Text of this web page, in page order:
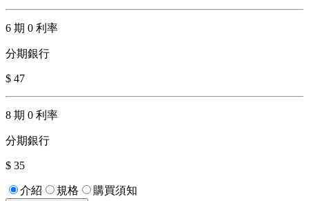
6 期 0 利率
分期銀行
$ 47
8 期 0 利率
分期銀行
$ 35
介紹 規格 購買須知